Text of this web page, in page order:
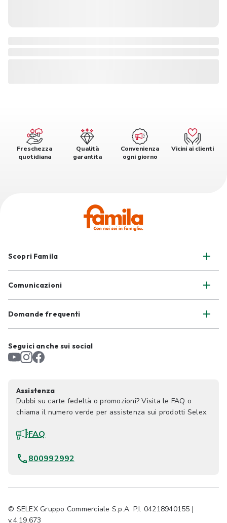
Freschezza
quotidiana
Qualità
garantita
Convenienza
ogni giorno
Vicini ai clienti
Scopri Famila
Comunicazioni
Domande frequenti
Seguici anche sui social
Assistenza
Dubbi su carte fedeltà o promozioni? Visita le FAQ o
chiama il numero verde per assistenza sui prodotti Selex.
FAQ
800992992
© SELEX Gruppo Commerciale S.p.A. P.I. 04218940155 |
v.4.19.673